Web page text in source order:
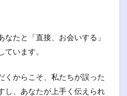
たと「直接、お会いする」
います。
くからこそ、私たちが誤った
し、あなたが上手く伝えられ